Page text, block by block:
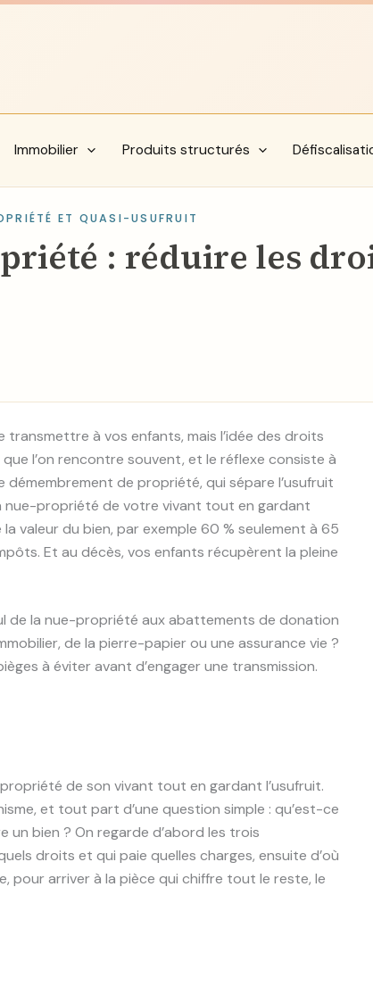
Immobilier Produits structurés
ET QUASI-USUFRUIT
: réduire les
à vos enfants, mais l’idée des droits
l’on rencontre souvent, et le réflexe consiste à
de propriété, qui sépare l’usufruit
nue-propriété de votre vivant tout en gardant
valeur du bien, par exemple 60 % seulement à 65
Et au décès, vos enfants récupèrent la pleine
de la nue-propriété aux abattements de donation
de la pierre-papier ou une assurance vie ?
à éviter avant d’engager une transmission.
de son vivant tout en gardant l’usufruit.
et tout part d’une question simple : qu’est-ce
un bien ? On regarde d’abord les trois
droits et qui paie quelles charges, ensuite d’où
pour arriver à la pièce qui chiffre tout le reste, le